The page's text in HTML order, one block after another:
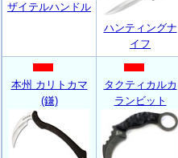
ザイテルハンドル
ハンティングナ
イフ
本州 カリトカマ
(鎌)
タクティカルカ
ランビット